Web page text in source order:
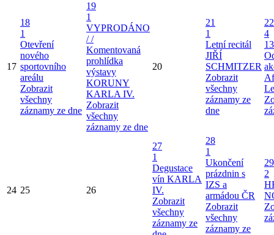
17
18
1
Otevření
nového
sportovního
areálu
Zobrazit
všechny
záznamy ze dne
19
1
VYPRODÁNO
/ /
Komentovaná
prohlídka
výstavy
KORUNY
KARLA IV.
Zobrazit
všechny
záznamy ze dne
20
21
1
Letní recitál
JIŘÍ
SCHMITZER
Zobrazit
všechny
záznamy ze
dne
22
4
24 25 26
27
1
Degustace
vín KARLA
IV.
Zobrazit
všechny
záznamy ze
28
1
Ukončení
prázdnin s
IZS a
armádou ČR
Zobrazit
všechny
záznamy ze
29
2